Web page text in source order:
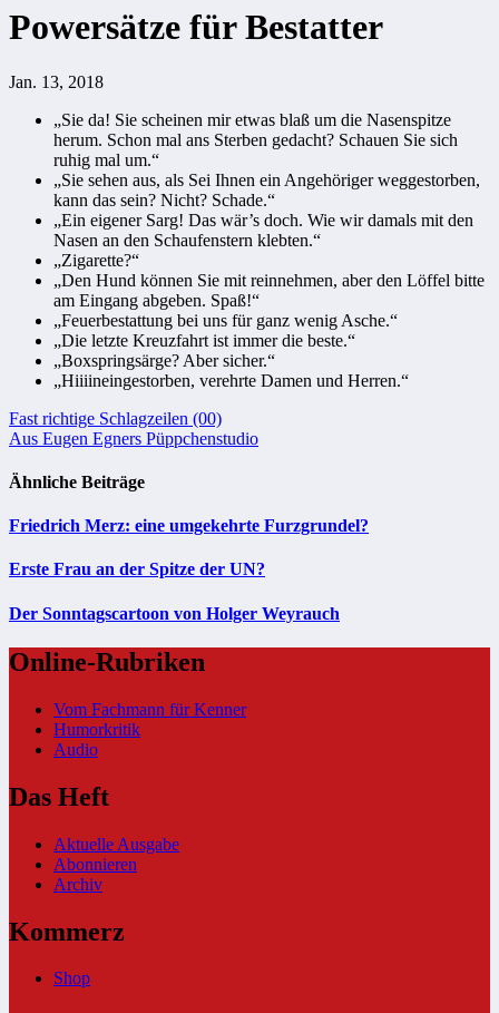
Powersätze für Bestatter
Jan. 13, 2018
„Sie da! Sie scheinen mir etwas blaß um die Nasenspitze
herum. Schon mal ans Sterben gedacht? Schauen Sie sich
ruhig mal um.“
„Sie sehen aus, als Sei Ihnen ein Angehöriger weggestorben,
kann das sein? Nicht? Schade.“
„Ein eigener Sarg! Das wär’s doch. Wie wir damals mit den
Nasen an den Schaufenstern klebten.“
„Zigarette?“
„Den Hund können Sie mit reinnehmen, aber den Löffel bitte
am Eingang abgeben. Spaß!“
„Feuerbestattung bei uns für ganz wenig Asche.“
„Die letzte Kreuzfahrt ist immer die beste.“
„Boxspringsärge? Aber sicher.“
„Hiiiineingestorben, verehrte Damen und Herren.“
Beitragsnavigation
Fast richtige Schlagzeilen (00)
Aus Eugen Egners Püppchenstudio
Ähnliche Beiträge
Friedrich Merz: eine umgekehrte Furzgrundel?
Erste Frau an der Spitze der UN?
Der Sonntagscartoon von Holger Weyrauch
Online-Rubriken
Vom Fachmann für Kenner
Humorkritik
Audio
Das Heft
Aktuelle Ausgabe
Abonnieren
Archiv
Kommerz
Shop